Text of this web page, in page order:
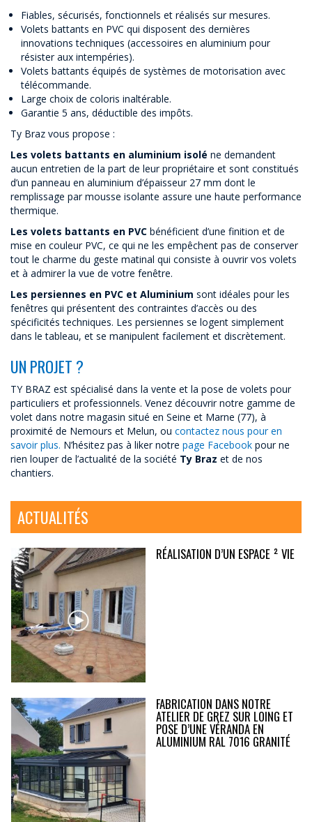
Fiables, sécurisés, fonctionnels et réalisés sur mesures.
Volets battants en PVC qui disposent des dernières
innovations techniques (accessoires en aluminium pour
résister aux intempéries).
Volets battants équipés de systèmes de motorisation avec
télécommande.
Large choix de coloris inaltérable.
Garantie 5 ans, déductible des impôts.
Ty Braz vous propose :
Les volets battants en aluminium isolé ne demandent
aucun entretien de la part de leur propriétaire et sont constitués
d’un panneau en aluminium d’épaisseur 27 mm dont le
remplissage par mousse isolante assure une haute performance
thermique.
Les volets battants en PVC bénéficient d’une finition et de
mise en couleur PVC, ce qui ne les empêchent pas de conserver
tout le charme du geste matinal qui consiste à ouvrir vos volets
et à admirer la vue de votre fenêtre.
Les persiennes en PVC et Aluminium sont idéales pour les
fenêtres qui présentent des contraintes d’accès ou des
spécificités techniques. Les persiennes se logent simplement
dans le tableau, et se manipulent facilement et discrètement.
UN PROJET ?
TY BRAZ est spécialisé dans la vente et la pose de volets pour
particuliers et professionnels. Venez découvrir notre gamme de
volet dans notre magasin situé en Seine et Marne (77), à
proximité de Nemours et Melun, ou contactez nous pour en
savoir plus. N’hésitez pas à liker notre page Facebook pour ne
rien louper de l’actualité de la société Ty Braz et de nos
chantiers.
ACTUALITÉS
RÉALISATION D’UN ESPACE ² VIE
FABRICATION DANS NOTRE
ATELIER DE GREZ SUR LOING ET
POSE D’UNE VÉRANDA EN
ALUMINIUM RAL 7016 GRANITÉ